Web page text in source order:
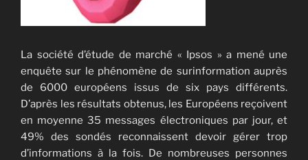
La société d’étude de marché « Ipsos » a mené une
enquête sur le phénomène de surinformation auprès
de 6000 européens issus de six pays différents.
D’après les résultats obtenus, les Européens reçoivent
en moyenne 35 messages électroniques par jour, et
49% des sondés reconnaissent devoir gérer trop
d’informations à la fois. De nombreuses personnes